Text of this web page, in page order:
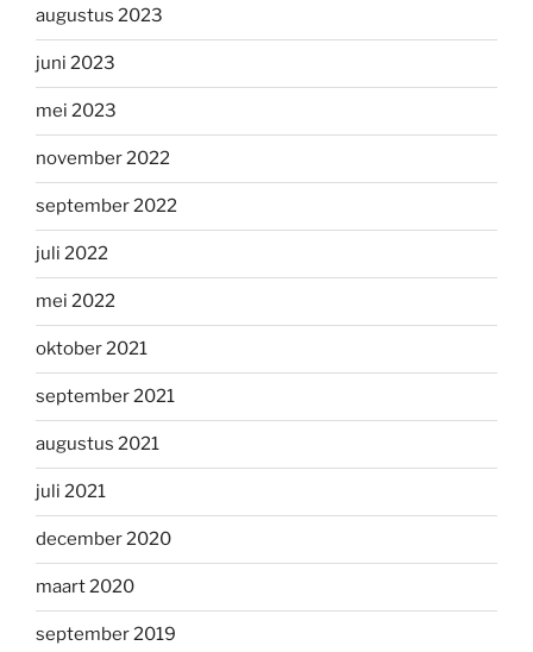
augustus 2023
juni 2023
mei 2023
november 2022
september 2022
juli 2022
mei 2022
oktober 2021
september 2021
augustus 2021
juli 2021
december 2020
maart 2020
september 2019